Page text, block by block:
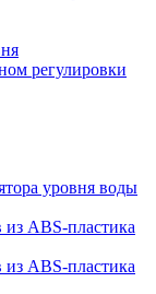
регулировки
уровня воды
ABS-пластика
ABS-пластика